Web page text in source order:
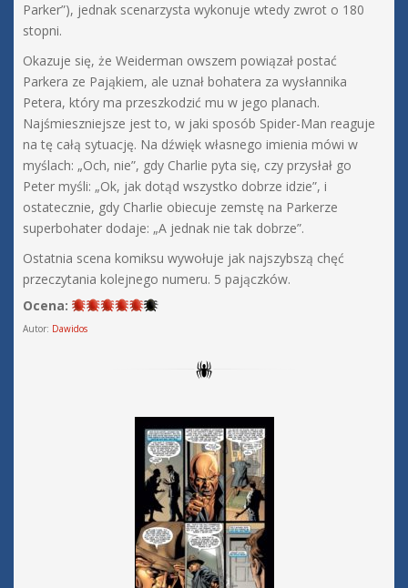
Parker”), jednak scenarzysta wykonuje wtedy zwrot o 180
stopni.
Okazuje się, że Weiderman owszem powiązał postać
Parkera ze Pająkiem, ale uznał bohatera za wysłannika
Petera, który ma przeszkodzić mu w jego planach.
Najśmieszniejsze jest to, w jaki sposób Spider-Man reaguje
na tę całą sytuację. Na dźwięk własnego imienia mówi w
myślach: „Och, nie”, gdy Charlie pyta się, czy przysłał go
Peter myśli: „Ok, jak dotąd wszystko dobrze idzie”, i
ostatecznie, gdy Charlie obiecuje zemstę na Parkerze
superbohater dodaje: „A jednak nie tak dobrze”.
Ostatnia scena komiksu wywołuje jak najszybszą chęć
przeczytania kolejnego numeru. 5 pajączków.
Ocena:
Autor: Dawidos